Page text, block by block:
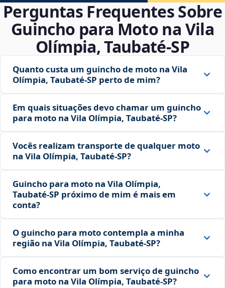
Perguntas Frequentes Sobre
Guincho para Moto na Vila
Olímpia, Taubaté‑SP
Quanto custa um guincho de moto na Vila
Olímpia, Taubaté‑SP perto de mim?
Em quais situações devo chamar um guincho
para moto na Vila Olímpia, Taubaté‑SP?
Vocês realizam transporte de qualquer moto
na Vila Olímpia, Taubaté‑SP?
Guincho para moto na Vila Olímpia,
Taubaté‑SP próximo de mim é mais em
conta?
O guincho para moto contempla a minha
região na Vila Olímpia, Taubaté‑SP?
Como encontrar um bom serviço de guincho
para moto na Vila Olímpia, Taubaté‑SP?